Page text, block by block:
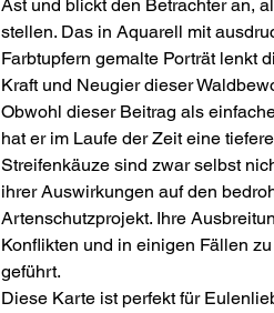
Ast und blickt den Betrachter an,
stellen. Das in Aquarell mit
Farbtupfern gemalte Porträt lenkt
Kraft und Neugier dieser
Obwohl dieser Beitrag als
hat er im Laufe der Zeit eine
Streifenkäuze sind zwar selbst
ihrer Auswirkungen auf den
Artenschutzprojekt. Ihre
Konflikten und in einigen Fällen
geführt.
Diese Karte ist perfekt für